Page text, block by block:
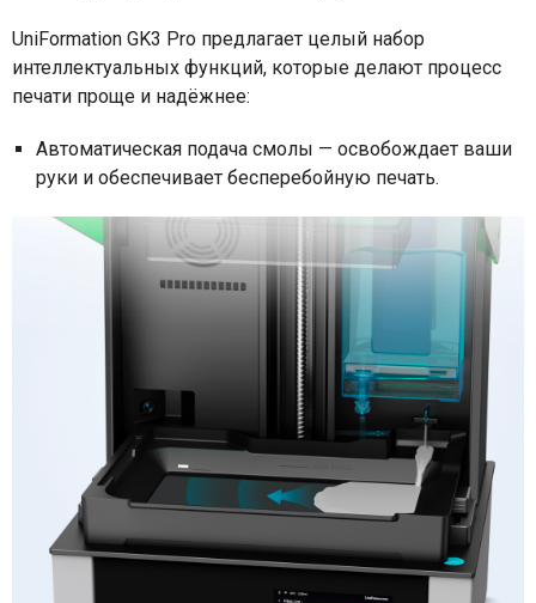
UniFormation GK3 Pro предлагает целый набор
интеллектуальных функций, которые делают процесс
печати проще и надёжнее:
Автоматическая подача смолы — освобождает ваши
руки и обеспечивает бесперебойную печать.